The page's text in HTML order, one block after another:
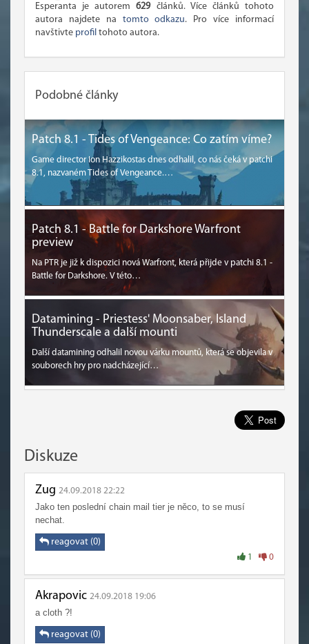
Esperanta je autorem629článků. Více článků tohoto
autora najdete na tomto odkazu. Pro více informací
navštivte profil tohoto autora.
Podobné články
Patch 8.1 - Tides of Vengeance: Co zatím víme?
Game director Ion Hazzikostas dnes odhalil, co nás čeká v patchi
8.1, nazvaném Tides of Vengeance.…
Patch 8.1 - Battle for Darkshore Warfront
preview
Na PTR je již k dispozici nová Warfront, která přijde v patchi 8.1 -
Battle for Darkshore. V této…
Datamining - Priestess' Moonsaber, Island
Thunderscale a další mounti
Další datamining odhalil novou várku mountů, která se objevila v
souborech hry pro nadcházející…
Diskuze
Zug 24.09.2018 22:22
Jako ten poslední chain mail tier je něco, to se musí
nechat.
reagovat (0)
1 0
Akrapovic 24.09.2018 19:06
a cloth ?!
reagovat (0)